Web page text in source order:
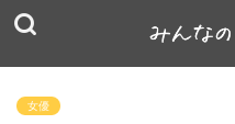
女優